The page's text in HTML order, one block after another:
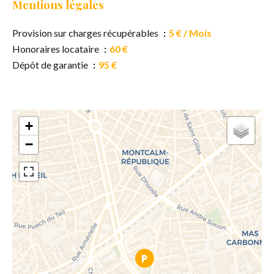
Mentions légales
Provision sur charges récupérables
5 € / Mois
Honoraires locataire
60 €
Dépôt de garantie
95 €
+
−